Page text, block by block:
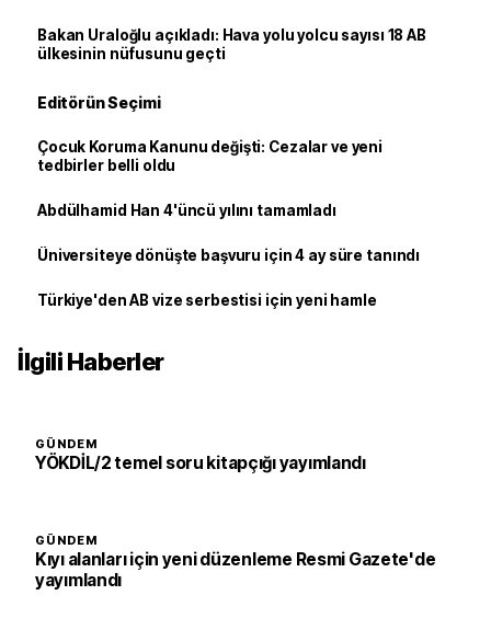
Bakan Uraloğlu açıkladı: Hava yolu yolcu sayısı 18 AB
ülkesinin nüfusunu geçti
Editörün Seçimi
Çocuk Koruma Kanunu değişti: Cezalar ve yeni
tedbirler belli oldu
Abdülhamid Han 4'üncü yılını tamamladı
Üniversiteye dönüşte başvuru için 4 ay süre tanındı
Türkiye'den AB vize serbestisi için yeni hamle
İlgili Haberler
GÜNDEM
YÖKDİL/2 temel soru kitapçığı yayımlandı
GÜNDEM
Kıyı alanları için yeni düzenleme Resmi Gazete'de
yayımlandı